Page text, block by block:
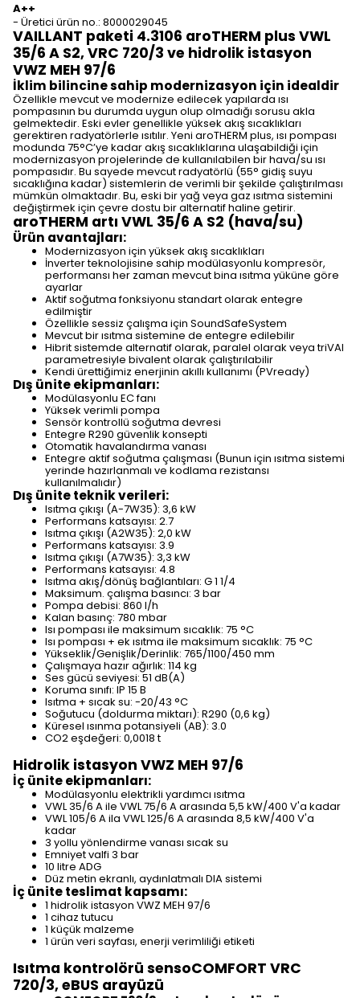
A++
- Üretici ürün no.: 8000029045
VAILLANT paketi 4.3106 aroTHERM plus VWL
35/6 A S2, VRC 720/3 ve hidrolik istasyon
VWZ MEH 97/6
İklim bilincine sahip modernizasyon için idealdir
Özellikle mevcut ve modernize edilecek yapılarda ısı
pompasının bu durumda uygun olup olmadığı sorusu akla
gelmektedir. Eski evler genellikle yüksek akış sıcaklıkları
gerektiren radyatörlerle ısıtılır. Yeni aroTHERM plus, ısı pompası
modunda 75°C’ye kadar akış sıcaklıklarına ulaşabildiği için
modernizasyon projelerinde de kullanılabilen bir hava/su ısı
pompasıdır. Bu sayede mevcut radyatörlü (55° gidiş suyu
sıcaklığına kadar) sistemlerin de verimli bir şekilde çalıştırılması
mümkün olmaktadır. Bu, eski bir yağ veya gaz ısıtma sistemini
değiştirmek için çevre dostu bir alternatif haline getirir.
aroTHERM artı VWL 35/6 A S2 (hava/su)
Ürün avantajları:
Modernizasyon için yüksek akış sıcaklıkları
İnverter teknolojisine sahip modülasyonlu kompresör,
performansı her zaman mevcut bina ısıtma yüküne göre
ayarlar
Aktif soğutma fonksiyonu standart olarak entegre
edilmiştir
Özellikle sessiz çalışma için SoundSafeSystem
Mevcut bir ısıtma sistemine de entegre edilebilir
Hibrit sistemde alternatif olarak, paralel olarak veya triVAI
parametresiyle bivalent olarak çalıştırılabilir
Kendi ürettiğimiz enerjinin akıllı kullanımı (PVready)
Dış ünite ekipmanları:
Modülasyonlu EC fanı
Yüksek verimli pompa
Sensör kontrollü soğutma devresi
Entegre R290 güvenlik konsepti
Otomatik havalandırma vanası
Entegre aktif soğutma çalışması (Bunun için ısıtma sistemi
yerinde hazırlanmalı ve kodlama rezistansı
kullanılmalıdır)
Dış ünite teknik verileri:
Isıtma çıkışı (A-7W35): 3,6 kW
Performans katsayısı: 2.7
Isıtma çıkışı (A2W35): 2,0 kW
Performans katsayısı: 3.9
Isıtma çıkışı (A7W35): 3,3 kW
Performans katsayısı: 4.8
Isıtma akış/dönüş bağlantıları: G 1 1/4
Maksimum. çalışma basıncı: 3 bar
Pompa debisi: 860 l/h
Kalan basınç: 780 mbar
Isı pompası ile maksimum sıcaklık: 75 °C
Isı pompası + ek ısıtma ile maksimum sıcaklık: 75 °C
Yükseklik/Genişlik/Derinlik: 765/1100/450 mm
Çalışmaya hazır ağırlık: 114 kg
Ses gücü seviyesi: 51 dB(A)
Koruma sınıfı: IP 15 B
Isıtma + sıcak su: -20/43 °C
Soğutucu (doldurma miktarı): R290 (0,6 kg)
Küresel ısınma potansiyeli (AB): 3.0
CO2 eşdeğeri: 0,0018 t
Hidrolik istasyon VWZ MEH 97/6
İç ünite ekipmanları:
Modülasyonlu elektrikli yardımcı ısıtma
VWL 35/6 A ile VWL 75/6 A arasında 5,5 kW/400 V'a kadar
VWL 105/6 A ila VWL 125/6 A arasında 8,5 kW/400 V'a
kadar
3 yollu yönlendirme vanası sıcak su
Emniyet valfi 3 bar
10 litre ADG
Düz metin ekranlı, aydınlatmalı DIA sistemi
İç ünite teslimat kapsamı:
1 hidrolik istasyon VWZ MEH 97/6
1 cihaz tutucu
1 küçük malzeme
1 ürün veri sayfası, enerji verimliliği etiketi
Isıtma kontrolörü sensoCOMFORT VRC
720/3, eBUS arayüzü